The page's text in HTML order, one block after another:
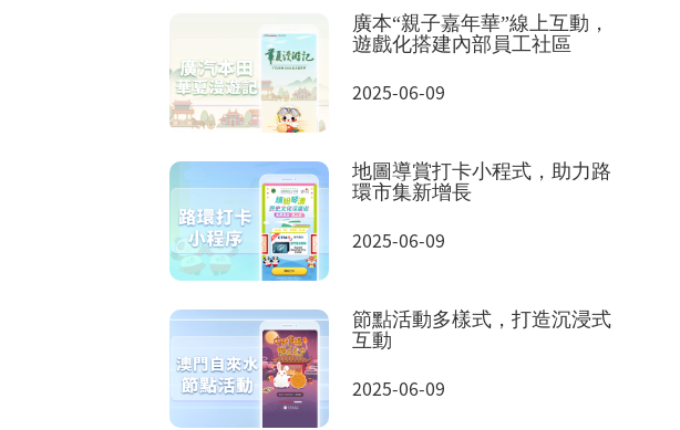
廣本“親子嘉年華”線上互動，
遊戲化搭建內部員工社區
2025-06-09
地圖導賞打卡小程式，助力路
環市集新增長
2025-06-09
節點活動多樣式，打造沉浸式
互動
2025-06-09